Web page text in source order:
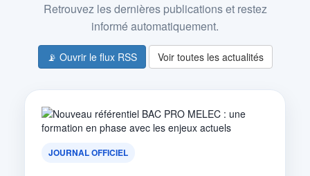
Retrouvez les dernières publications et restez
informé automatiquement.
📡 Ouvrir le flux RSS Voir toutes les actualités
JOURNAL OFFICIEL